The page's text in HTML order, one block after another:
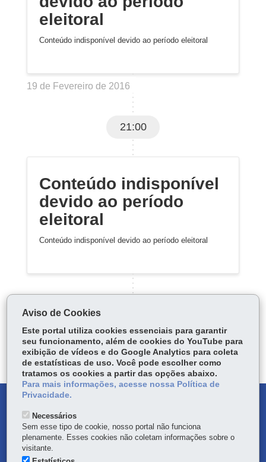
eleitoral
Conteúdo indisponível devido ao período eleitoral
19 de Fevereiro de 2016
21:00
Conteúdo indisponível
devido ao período
eleitoral
Conteúdo indisponível devido ao período eleitoral
Carregar mais
DENUNCIE CORRUPÇÃO
OUVIDORIA
TRANSPARÊNCIA INSTITUCIONAL
Aviso de Cookies
Este portal utiliza cookies essenciais para garantir
seu funcionamento, além de cookies do YouTube para
exibição de vídeos e do Google Analytics para coleta
de estatísticas de uso. Você pode escolher como
tratamos os cookies a partir das opções abaixo.
Para mais informações, acesse nossa Política de
Privacidade.
Necessários
Sem esse tipo de cookie, nosso portal não funciona
plenamente. Esses cookies não coletam informações sobre o
visitante.